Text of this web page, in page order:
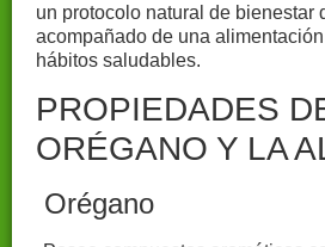
un protocolo natural de bienestar
acompañado de una
hábitos saludables.
PROPIEDADES
ORÉGANO Y LA
Orégano